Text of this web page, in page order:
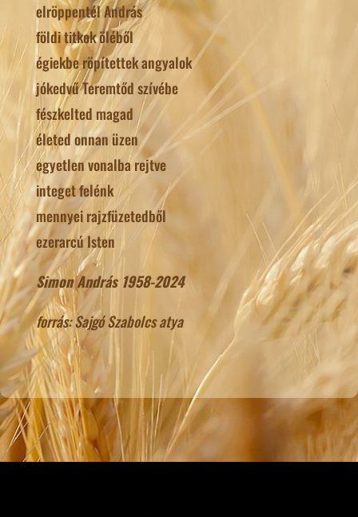
elröppentél András
földi titkok öléből
égiekbe röpítettek angyalok
jókedvű Teremtőd szívébe
fészkelted magad
életed onnan üzen
egyetlen vonalba rejtve
integet felénk
mennyei rajzfüzetedből
ezerarcú Isten
Simon András 1958-2024
forrás: Sajgó Szabolcs atya